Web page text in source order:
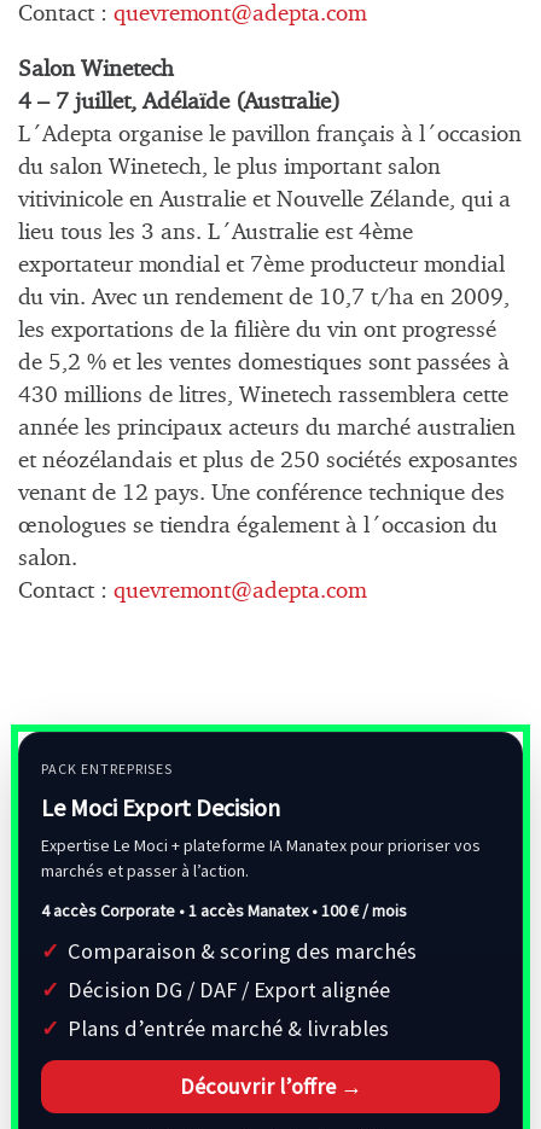
Contact : quevremont@adepta.com
Salon Winetech
4 – 7 juillet, Adélaïde (Australie)
L´Adepta organise le pavillon français à l´occasion
du salon Winetech, le plus important salon
vitivinicole en Australie et Nouvelle Zélande, qui a
lieu tous les 3 ans. L´Australie est 4ème
exportateur mondial et 7ème producteur mondial
du vin. Avec un rendement de 10,7 t/ha en 2009,
les exportations de la filière du vin ont progressé
de 5,2 % et les ventes domestiques sont passées à
430 millions de litres, Winetech rassemblera cette
année les principaux acteurs du marché australien
et néozélandais et plus de 250 sociétés exposantes
venant de 12 pays. Une conférence technique des
œnologues se tiendra également à l´occasion du
salon.
Contact : quevremont@adepta.com
PACK ENTREPRISES
Le Moci Export Decision
Expertise Le Moci + plateforme IA Manatex pour prioriser vos
marchés et passer à l’action.
4 accès Corporate • 1 accès Manatex •100 € / mois
Comparaison & scoring des marchés
Décision DG / DAF / Export alignée
Plans d’entrée marché & livrables
Découvrir l’offre →